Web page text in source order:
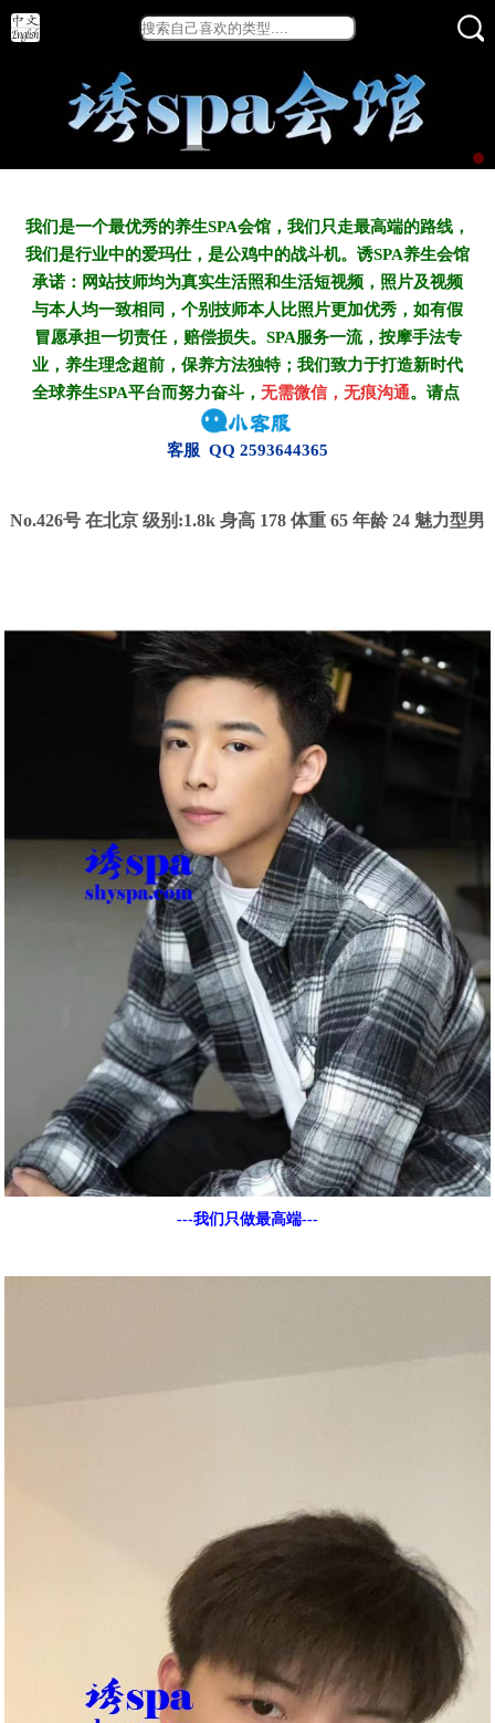
我们是一个最优秀的养生SPA会馆，我们只走最高端的路线，
我们是行业中的爱玛仕，是公鸡中的战斗机。诱SPA养生会馆
承诺：网站技师均为真实生活照和生活短视频，照片及视频
与本人均一致相同，个别技师本人比照片更加优秀，如有假
冒愿承担一切责任，赔偿损失。SPA服务一流，按摩手法专
业，养生理念超前，保养方法独特；我们致力于打造新时代
全球养生SPA平台而努力奋斗， 无需微信，无痕沟通。请点
客服 QQ 2593644365
No.426号 在北京 级别:1.8k 身高 178 体重 65 年龄 24 魅力型男
---我们只做最高端---